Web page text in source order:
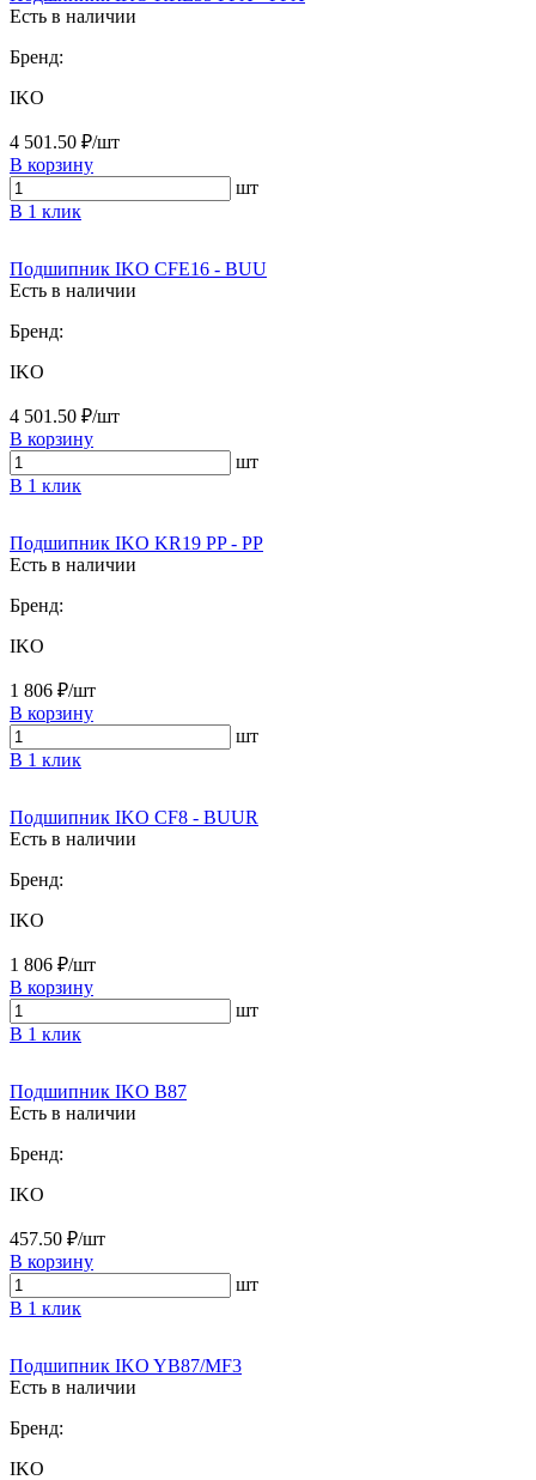
Есть в наличии
Бренд:
IKO
4 501.50 ₽/шт
В корзину
шт
В 1 клик
Подшипник IKO CFE16 - BUU
Есть в наличии
Бренд:
IKO
4 501.50 ₽/шт
В корзину
шт
В 1 клик
Подшипник IKO KR19 PP - PP
Есть в наличии
Бренд:
IKO
1 806 ₽/шт
В корзину
шт
В 1 клик
Подшипник IKO CF8 - BUUR
Есть в наличии
Бренд:
IKO
1 806 ₽/шт
В корзину
шт
В 1 клик
Подшипник IKO B87
Есть в наличии
Бренд:
IKO
457.50 ₽/шт
В корзину
шт
В 1 клик
Подшипник IKO YB87/MF3
Есть в наличии
Бренд:
IKO